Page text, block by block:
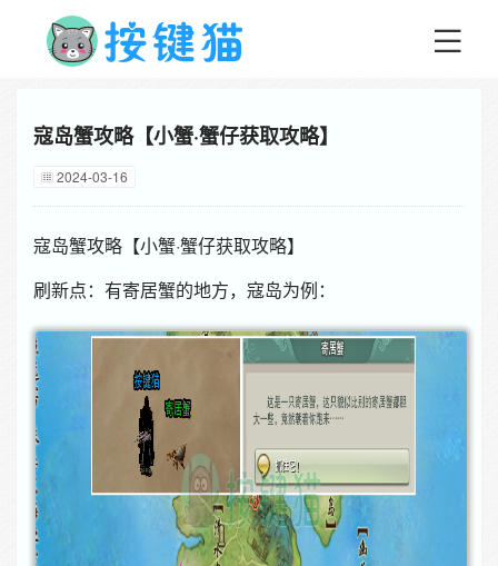
寇岛蟹攻略【小蟹·蟹仔获取攻略】
2024-03-16
寇岛蟹攻略【小蟹·蟹仔获取攻略】
刷新点：有寄居蟹的地方，寇岛为例：